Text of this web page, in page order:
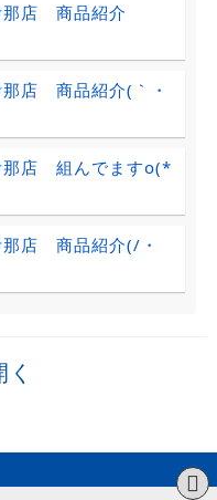
那店 商品紹介
店 商品紹介(｀・
那店 組んでますo(*
那店 商品紹介(/・